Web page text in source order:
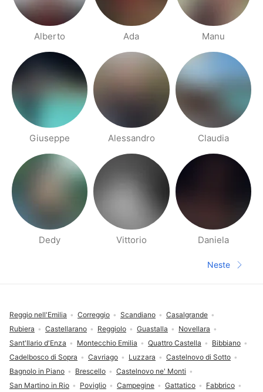
Alberto Ada Manu
Giuseppe Alessandro Claudia
Dedy Vittorio Daniela
Neste
Neste
Reggio nell'Emilia Correggio Scandiano
Casalgrande
Rubiera
Castellarano Reggiolo Guastalla
Novellara
Sant'Ilario d'Enza
Montecchio Emilia Quattro Castella
Bibbiano
Cadelbosco di Sopra
Cavriago Luzzara
Castelnovo di Sotto
Bagnolo in Piano
Brescello
Castelnovo ne' Monti
San Martino in Rio
Poviglio Campegine Gattatico
Fabbrico